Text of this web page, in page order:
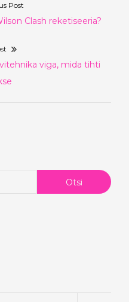
Post
Clash reketiseeria?
viga, mida tihti
Otsi